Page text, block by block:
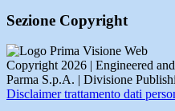
Sezione Copyright
Copyright 2026 | Engineered
Parma S.p.A. | Divisione
Disclaimer trattamento dati